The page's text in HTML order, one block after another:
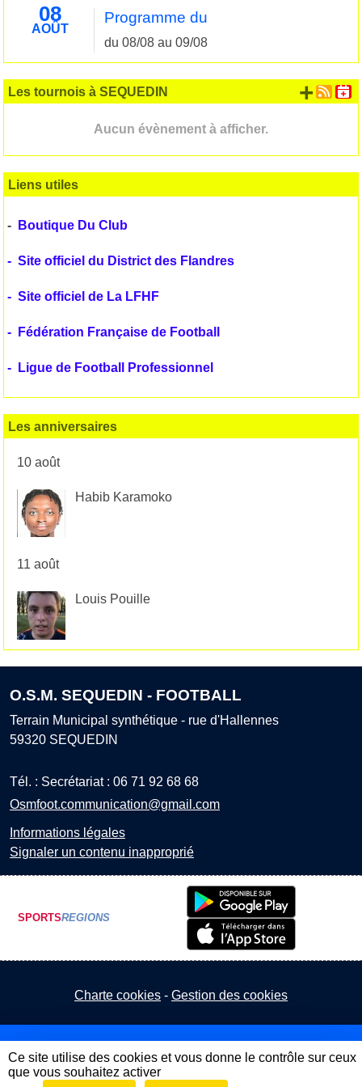
08
AOÛT
Programme du
du 08/08 au 09/08
Les tournois à SEQUEDIN
Aucun évènement à afficher.
+
Liens utiles
- Boutique Du Club
- Site officiel du District des Flandres
- Site officiel de La LFHF
- Fédération Française de Football
- Ligue de Football Professionnel
Les anniversaires
10 août
Habib Karamoko
11 août
Louis Pouille
O.S.M. SEQUEDIN - FOOTBALL
Terrain Municipal synthétique - rue d'Hallennes
59320 SEQUEDIN
Tél. : Secrétariat : 06 71 92 68 68
Osmfoot.communication@gmail.com
Informations légales
Signaler un contenu inapproprié
SPORTSREGIONS
Charte cookies Gestion des cookies
Ce site utilise des cookies et vous donne le contrôle sur ceux
que vous souhaitez activer